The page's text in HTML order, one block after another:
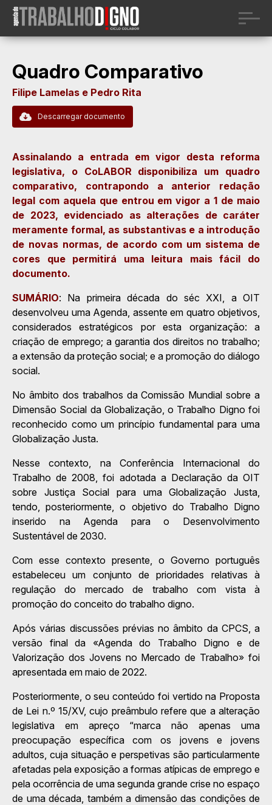
Quadro Comparativo
Filipe Lamelas e Pedro Rita
Descarregar documento
Assinalando a entrada em vigor desta reforma
legislativa, o CoLABOR disponibiliza um quadro
comparativo, contrapondo a anterior redação
legal com aquela que entrou em vigor a 1 de maio
de 2023, evidenciado as alterações de caráter
meramente formal, as substantivas e a introdução
de novas normas, de acordo com um sistema de
cores que permitirá uma leitura mais fácil do
documento.
SUMÁRIO: Na primeira década do séc XXI, a OIT
desenvolveu uma Agenda, assente em quatro objetivos,
considerados estratégicos por esta organização: a
criação de emprego; a garantia dos direitos no trabalho;
a extensão da proteção social; e a promoção do diálogo
social.
No âmbito dos trabalhos da Comissão Mundial sobre a
Dimensão Social da Globalização, o Trabalho Digno foi
reconhecido como um princípio fundamental para uma
Globalização Justa.
Nesse contexto, na Conferência Internacional do
Trabalho de 2008, foi adotada a Declaração da OIT
sobre Justiça Social para uma Globalização Justa,
tendo, posteriormente, o objetivo do Trabalho Digno
inserido na Agenda para o Desenvolvimento
Sustentável de 2030.
Com esse contexto presente, o Governo português
estabeleceu um conjunto de prioridades relativas à
regulação do mercado de trabalho com vista à
promoção do conceito do trabalho digno.
Após várias discussões prévias no âmbito da CPCS, a
versão final da «Agenda do Trabalho Digno e de
Valorização dos Jovens no Mercado de Trabalho» foi
apresentada em maio de 2022.
Posteriormente, o seu conteúdo foi vertido na Proposta
de Lei n.º 15/XV, cujo preâmbulo refere que a alteração
legislativa em apreço “marca não apenas uma
preocupação específica com os jovens e jovens
adultos, cuja situação e perspetivas são particularmente
afetadas pela exposição a formas atípicas de emprego e
pela ocorrência de uma segunda grande crise no espaço
de uma década, também a dimensão das condições de